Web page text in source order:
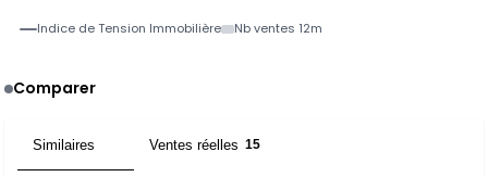
Indice de Tension Immobilière Nb ventes 12m
Comparer
Similaires Ventes réelles 15